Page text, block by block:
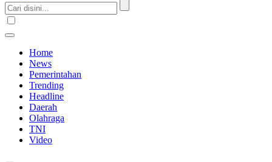
Home
News
Pemerintahan
Trending
Headline
Daerah
Olahraga
TNI
Video